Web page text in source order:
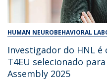
HUMAN NEUROBEHAVIORAL
Investigador do HNL
T4EU selecionado
Assembly 2025